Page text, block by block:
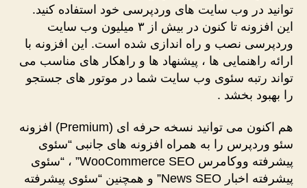
توانید در وب سایت های وردپرسی خود استفاده کنید.
این افزونه تا کنون در بیش از ۳ میلیون وب سایت
وردپرسی نصب و راه اندازی شده است. این افزونه با
ارائه راهنمایی ها ، پیشنهاد ها و راهکار های مناسب می
تواند رتبه سئوی وب سایت شما در موتور های جستجو
را بهبود بخشد .
هم اکنون می توانید نسخه حرفه ای (Premium) افزونه
سئو وردپرس را به همراه افزونه های جانبی “سئوی
پیشرفته ووکامرس WooCommerce SEO” ، “سئوی
پیشرفته اخبار News SEO” و همچنین “سئوی پیشرفته